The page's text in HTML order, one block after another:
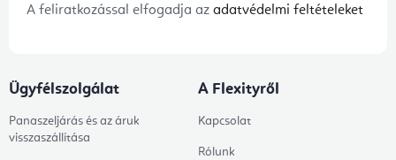
A feliratkozással elfogadja az adatvédelmi feltételeket
Ügyfélszolgálat
Panaszeljárás és az áruk
visszaszállítása
A Flexityről
Kapcsolat
Rólunk